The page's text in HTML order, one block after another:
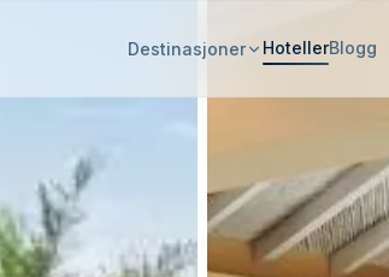
Destinasjoner HotellerBlogg